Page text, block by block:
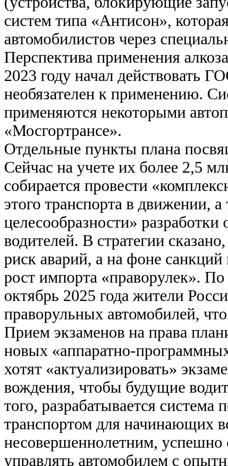
систем типа «Антисон»,
автомобилистов через
Перспектива применения
2023 году начал действовать
необязателен к применению.
применяются некоторыми
«Мосгортрансе».
Отдельные пункты плана
Сейчас на учете их более 2,5
собирается провести
этого транспорта в движении,
целесообразности»
водителей. В стратегии
риск аварий, а на фоне
рост импорта «праворулек».
октябрь 2025 года жители
праворульных автомобилей,
Прием экзаменов на права
новых «аппаратно-
хотят «актуализировать»
вождения, чтобы будущие
того, разрабатывается
транспортом для начинающих
несовершеннолетним,
управлять автомобилем с